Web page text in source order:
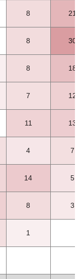
8 21
8 30
8 18
7 12
11 13
4 7
14 5
8 3
1